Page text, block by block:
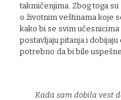
takmičenjima. Zbog toga
o životnim veštinama koje
kako bi se svim učesnicima
postavljaju pitanja i
potrebno da bi bile
Kada sam dobila vest